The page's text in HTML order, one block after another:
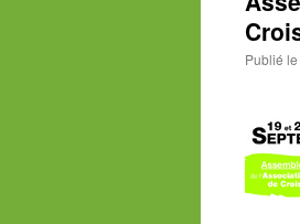
Publié le